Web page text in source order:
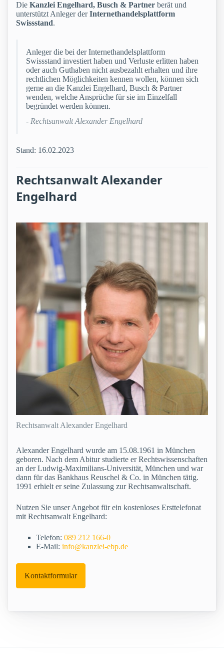
Die Kanzlei Engelhard, Busch & Partner berät und
unterstützt Anleger derInternethandelsplattform
Swissstand.
Anleger die bei der Internethandelsplattform
Swissstand investiert haben und Verluste erlitten haben
oder auch Guthaben nicht ausbezahlt erhalten und ihre
rechtlichen Möglichkeiten kennen wollen, können sich
gerne an die Kanzlei Engelhard, Busch & Partner
wenden, welche Ansprüche für sie im Einzelfall
begründet werden können.
- Rechtsanwalt Alexander Engelhard
Stand: 16.02.2023
Rechtsanwalt Alexander
Engelhard
Rechtsanwalt Alexander Engelhard
Alexander Engelhard wurde am 15.08.1961 in München
geboren. Nach dem Abitur studierte er Rechtswissenschaften
an der Ludwig-Maximilians-Universität, München und war
dann für das Bankhaus Reuschel & Co. in München tätig.
1991 erhielt er seine Zulassung zur Rechtsanwaltschaft.
Nutzen Sie unser Angebot für ein kostenloses Ersttelefonat
mit Rechtsanwalt Engelhard:
Telefon: 089 212 166-0
E-Mail: info@kanzlei-ebp.de
Kontaktformular